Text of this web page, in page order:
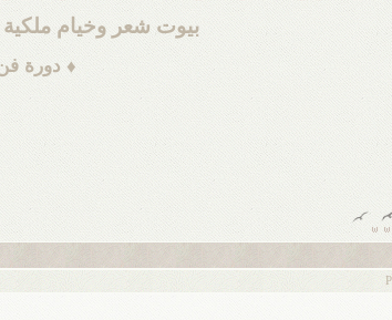
بيوت شعر وخيام ملكية
♦ دورة